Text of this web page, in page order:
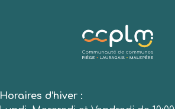
Horaires d’hiver :